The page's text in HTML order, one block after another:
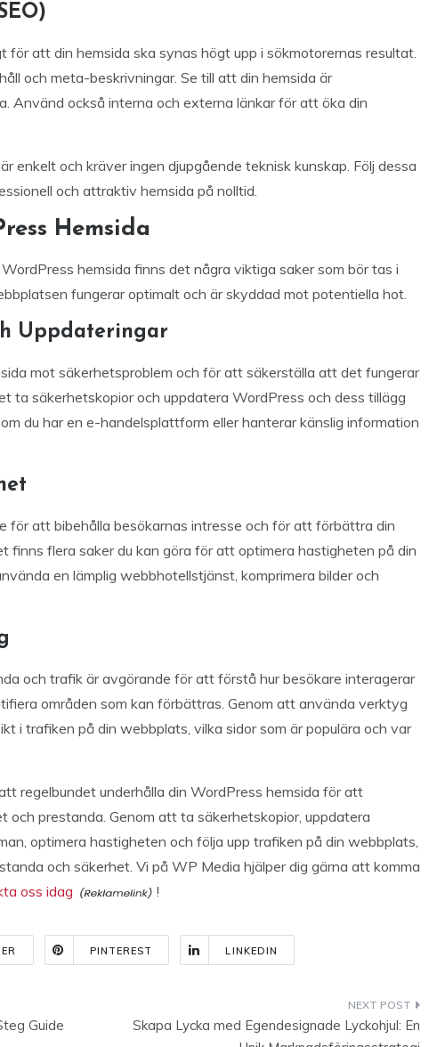
för att din hemsida ska synas högt upp i sökmotorernas resultat.
och meta-beskrivningar. Se till att din hemsida är
Använd också interna och externa länkar för att öka din
enkelt och kräver ingen djupgående teknisk kunskap. Följ dessa
och attraktiv hemsida på nolltid.
Hemsida
hemsida finns det några viktiga saker som bör tas i
fungerar optimalt och är skyddad mot potentiella hot.
Uppdateringar
mot säkerhetsproblem och för att säkerställa att det fungerar
ta säkerhetskopior och uppdatera WordPress och dess tillägg
du har en e-handelsplattform eller hanterar känslig information
för att bibehålla besökarnas intresse och för att förbättra din
finns flera saker du kan göra för att optimera hastigheten på din
en lämplig webbhotellstjänst, komprimera bilder och
och trafik är avgörande för att förstå hur besökare interagerar
områden som kan förbättras. Genom att använda verktyg
i trafiken på din webbplats, vilka sidor som är populära och var
regelbundet underhålla din WordPress hemsida för att
och prestanda. Genom att ta säkerhetskopior, uppdatera
optimera hastigheten och följa upp trafiken på din webbplats,
och säkerhet. Vi på WP Media hjälper dig gärna att komma
oss idag !
PINTEREST LINKEDIN
Guide
Skapa Lycka med Egendesignade Lyckohjul: En